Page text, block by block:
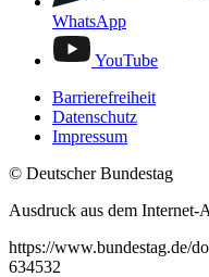
WhatsApp
YouTube
Barrierefreiheit
Datenschutz
Impressum
© Deutscher Bundestag
Ausdruck aus dem Internet-
https://www.bundestag.de/
634532